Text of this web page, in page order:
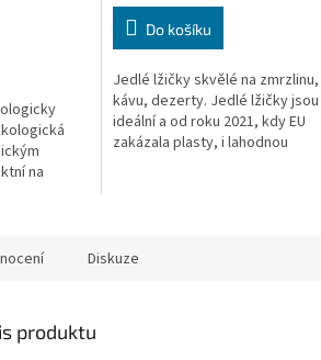
na
Do košíku
Jedlé lžičky skvělé na zmrzlinu,
kávu, dezerty. Jedlé lžičky jsou
ideální a od roku 2021, kdy EU
zakázala plasty, i lahodnou
Diskuze
produktu